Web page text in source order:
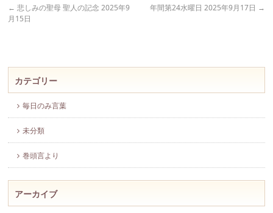
← 悲しみの聖母 聖人の記念 2025年9
月15日
年間第24水曜日 2025年9月17日 →
カテゴリー
毎日のみ言葉
未分類
巻頭言より
アーカイブ